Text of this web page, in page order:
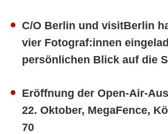
C/O Berlin und visitBerlin
vier Fotograf:innen
persönlichen Blick auf die
Eröffnung der Open-Air-
22. Oktober, MegaFence,
70